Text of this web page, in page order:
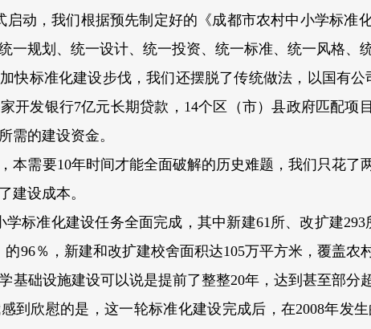
启动，我们根据预先制定好的《成都市农村中小学标准
一规划、统一设计、统一投资、统一标准、统一风格、
快标准化建设步伐，我们还摆脱了传统做法，以国有
开发银行7亿元长期贷款，14个区（市）县政府匹配项
需的建设资金。
本需要10年时间才能全面破解的历史难题，我们只花了
建设成本。
学标准化建设任务全面完成，其中新建61所、改扩建
96％，新建和改扩建校舍面积达105万平方米，覆盖
基础设施建设可以说是提前了整整20年，达到甚至部分
到欣慰的是，这一轮标准化建设完成后，在2008年发生